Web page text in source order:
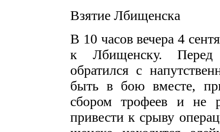
Взятие Лбищенска
В 10 часов вечера 4
к Лбищенску. Перед
обратился с
быть в бою вместе,
сбором трофеев и не
привести к срыву